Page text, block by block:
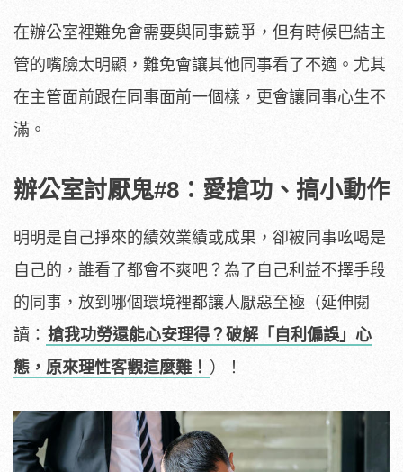
在辦公室裡難免會需要與同事競爭，但有時候巴結主
管的嘴臉太明顯，難免會讓其他同事看了不適。尤其
在主管面前跟在同事面前一個樣，更會讓同事心生不
滿。
辦公室討厭鬼#8：愛搶功、搞小動作
明明是自己掙來的績效業績或成果，卻被同事吆喝是
自己的，誰看了都會不爽吧？為了自己利益不擇手段
的同事，放到哪個環境裡都讓人厭惡至極（延伸閱
讀： 搶我功勞還能心安理得？破解「自利偏誤」心
態，原來理性客觀這麼難！ ）！